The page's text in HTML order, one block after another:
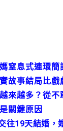
窒息式連環
故事結局比戲
來越多？從不
關鍵原因
往19天結婚，